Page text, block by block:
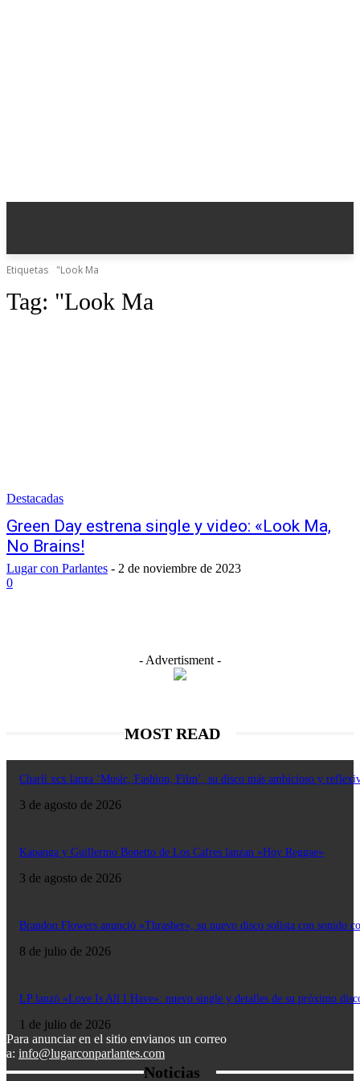
Etiquetas "Look Ma
Tag: "Look Ma
Destacadas
Green Day estrena single y video: «Look Ma,
No Brains!
Lugar con Parlantes - 2 de noviembre de 2023
0
- Advertisment -
MOST READ
Charli xcx lanza ‘Music, Fashion, Film’, su disco más ambicioso y
3 de agosto de 2026
Kapanga y Guillermo Bonetto de Los Cafres lanzan «Hoy Reggae»
3 de agosto de 2026
Brandon Flowers anunció «Thrasher», su nuevo disco solista con sonido
8 de julio de 2026
LP lanzó «Love Is All I Have»: nuevo single y detalles de su próximo
1 de julio de 2026
Para anunciar en el sitio envianos un correo
a: info@lugarconparlantes.com
Noticias